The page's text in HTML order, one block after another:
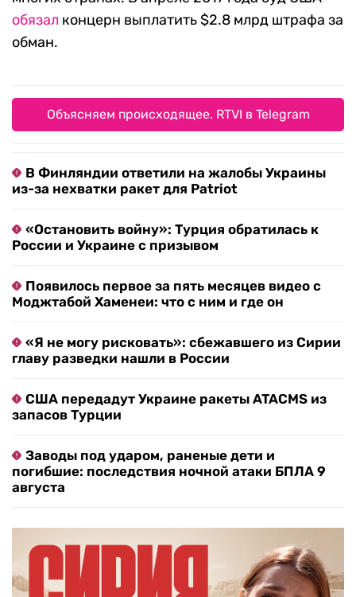
обязал концерн выплатить $2.8 млрд штрафа за
обман.
Объясняем происходящее. RTVI в Telegram
В Финляндии ответили на жалобы Украины
из-за нехватки ракет для Patriot
«Остановить войну»: Турция обратилась к
России и Украине с призывом
Появилось первое за пять месяцев видео с
Моджтабой Хаменеи: что с ним и где он
«Я не могу рисковать»: сбежавшего из Сирии
главу разведки нашли в России
США передадут Украине ракеты ATACMS из
запасов Турции
Заводы под ударом, раненые дети и
погибшие: последствия ночной атаки БПЛА 9
августа